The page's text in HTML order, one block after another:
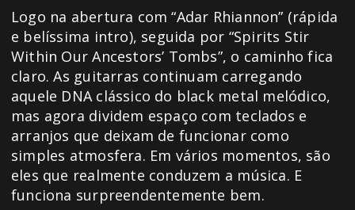
Logo na abertura com “Adar Rhiannon” (rápida
e belíssima intro), seguida por “Spirits Stir
Within Our Ancestors’ Tombs”, o caminho fica
claro. As guitarras continuam carregando
aquele DNA clássico do black metal melódico,
mas agora dividem espaço com teclados e
arranjos que deixam de funcionar como
simples atmosfera. Em vários momentos, são
eles que realmente conduzem a música. E
funciona surpreendentemente bem.